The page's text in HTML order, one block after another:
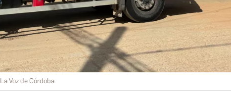
La Voz de Córdoba